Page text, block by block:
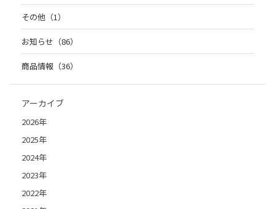
その他（1）
お知らせ（86）
商品情報（36）
アーカイブ
2026年
2025年
2024年
2023年
2022年